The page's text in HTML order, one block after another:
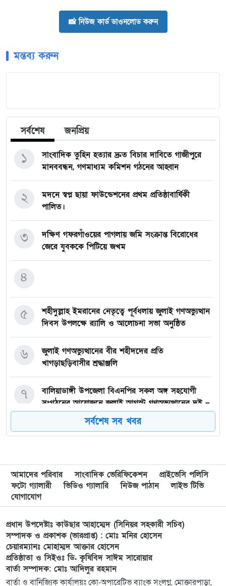
📸 নিউজ কার্ড ডাওনলোড করুন
মন্তব্য করুন
সর্বশেষ জনপ্রিয়
সাংবাদিক তুহিন হত্যার দ্রুত বিচার দাবিতে গাজীপুরে
মানববন্ধন, গণমাধ্যম কমিশন গঠনের আহ্বান
১
মদনে স্বপ্ন ছায়া ফাউন্ডেশনের প্রথম প্রতিষ্ঠাবার্ষিকী
পালিত।
২
দক্ষিণ গফরগাঁওয়ের পাগলায় জমি সংক্রান্ত বিরোধের
জেরে যুবককে পিটিয়ে জখম
৩
৪
শহীদুল্লাহ ইমরানের নেতৃত্বে পূর্বধলায় জুলাই গণঅভ্যুত্থান
দিবস উপলক্ষে র‍্যালি ও আলোচনা সভা অনুষ্ঠিত
৫
জুলাই গণঅভ্যুত্থানের বীর শহীদদের প্রতি
খাগড়াছড়িবাসীর শ্রদ্ধাঞ্জলি
৬
বালিয়াডাঙ্গী উপজেলা বিএনপির সকল অঙ্গ সহযোগী
সংগঠনের আয়োজনে জুলাই আগস্ট গণঅভ্যুত্থানের দুই –
বছর পূর্তি উপলক্ষে আনন্দ মিছিল ও শোভাযাত্রা অনুষ্ঠিত,
৭
লংগাইরে মোহাইমিনুল ইসলাম জনির সমর্থনে বিশাল
উঠান বৈঠক। যোগ্যতা ও নতুন নেতৃত্বের প্রতীক জনিই
সেরা
৯
মুন্সী ছাবির উদ্দিন আহ্ম্মদ ওয়াক্ ফ এস্টেট লামকাইন
জামে মসজিদের নতুন ব্যবস্থাপনা কমিটি গঠন:
১০
পূর্বধলায় যে বিদ্যালয়ে পড়েছেন, সেই বিদ্যালয়েই এমপি
১১
সর্বশেষ সব খবর
আমাদের পরিবার সাংবাদিক ভেরিফিকেশন
প্রাইভেসি পলিসি
ফটো গ্যালারী
ভিডিও গ্যালারি নিউজ পাঠান
লাইভ টিভি
যোগাযোগ
প্রধান উপদেষ্টাঃ কাউছার আহাম্মেদ (সিনিয়র সহকারী সচিব)
সম্পাদক ও প্রকাশক (ভারপ্রাপ্ত) : মোঃ মনির হোসেন
চেয়ারম্যানঃ মোহাম্মদ আক্তার হোসেন
প্রতিষ্ঠাতা ও সিইওঃ ডি. কৃষিবিদ সাঈম সারোয়ার
বার্তা সম্পাদক: মোঃ আদিলুর রহমান
বার্তা ও বানিজ্যিক কার্যালয়ঃ কো-অপারেটিভ ব্যাংক সংলগ্ন, মোক্তারপাড়া,